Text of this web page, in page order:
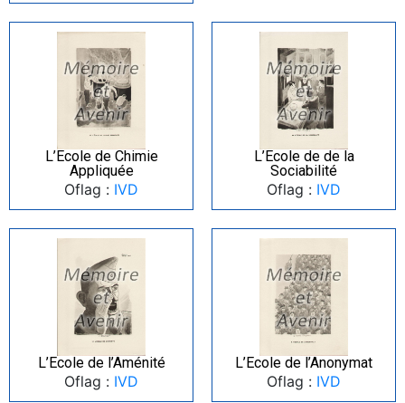
L’Ecole de Chimie
Appliquée
Oflag : IVD
L’Ecole de de la
Sociabilité
Oflag : IVD
L’Ecole de l’Aménité
Oflag : IVD
L’Ecole de l’Anonymat
Oflag : IVD